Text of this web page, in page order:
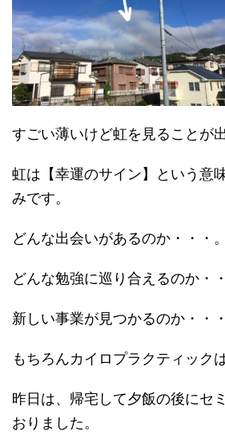
すごい薄いけど虹を見ることが
虹は【幸運のサイン】という意
みです。
どんな出会いがあるのか・・・。
どんな勉強に巡り合えるのか・・
新しい事業が見つかるのか・・・
もちろんカイロプラクティック
昨日は、帰宅して夕飯の後にセ
おりました。